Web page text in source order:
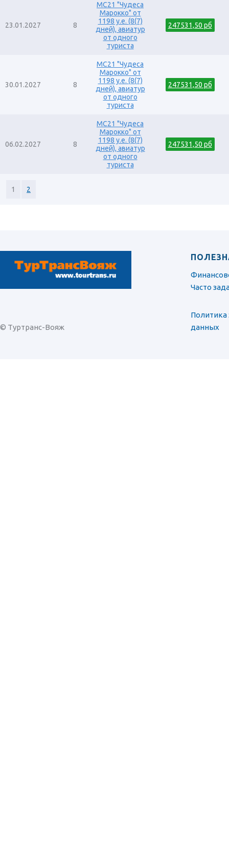
23.01.2027 8
MC21 "Чудеса
Марокко" от
1198 у.е. (8(7)
дней), авиатур
от одного
туриста
247531,50 рб
30.01.2027 8
MC21 "Чудеса
Марокко" от
1198 у.е. (8(7)
дней), авиатур
от одного
туриста
247531,50 рб
06.02.2027 8
MC21 "Чудеса
Марокко" от
1198 у.е. (8(7)
дней), авиатур
от одного
туриста
247531,50 рб
1 2
© Туртранс-Вояж
Часто
данных